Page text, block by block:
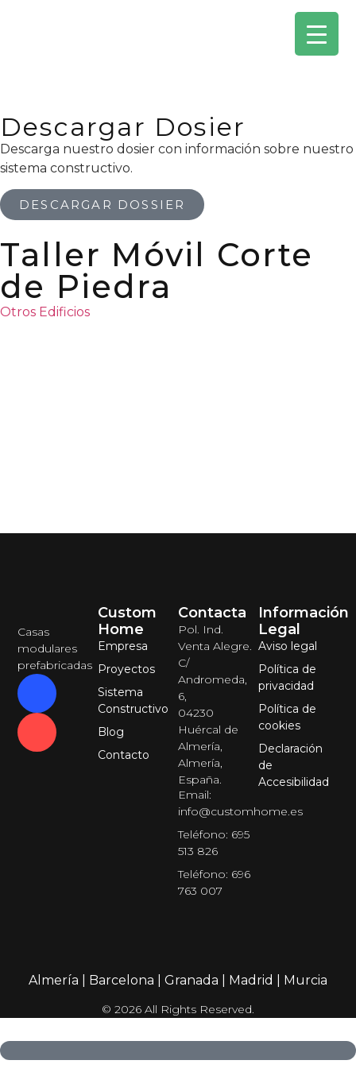
Descargar Dosier
Descarga nuestro dosier con información sobre nuestro
sistema constructivo.
DESCARGAR DOSSIER
Taller Móvil Corte
de Piedra
Otros Edificios
Casas
modulares
prefabricadas
Custom
Home
Empresa
Proyectos
Sistema
Constructivo
Blog
Contacto
Contacta
Pol. Ind.
Venta Alegre.
C/
Andromeda,
6,
04230
Huércal de
Almería,
Almería,
España.
Email:
info@customhome.es
Teléfono: 695
513 826
Teléfono: 696
763 007
Información
Legal
Aviso legal
Política de
privacidad
Política de
cookies
Declaración
de
Accesibilidad
Almería Barcelona Granada Madrid Murcia
© 2026 All Rights Reserved.